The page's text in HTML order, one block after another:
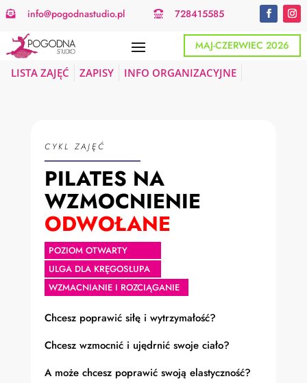
 info@pogodnastudio.pl  728415585
MAJ-CZERWIEC 2026
LISTA ZAJĘĆ
ZAPISY INFO ORGANIZACYJNE
CYKL ZAJĘĆ
PILATES NA
WZMOCNIENIE
ODWOŁANE
POZIOM OTWARTY
ULGA DLA KRĘGOSŁUPA
WZMACNIANIE I ROZCIĄGANIE
Chcesz poprawić siłę i wytrzymałość?
Chcesz wzmocnić i ujędrnić swoje ciało?
A może chcesz poprawić swoją elastyczność?